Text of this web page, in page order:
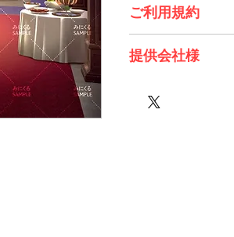
ご利用規約
提供会社様